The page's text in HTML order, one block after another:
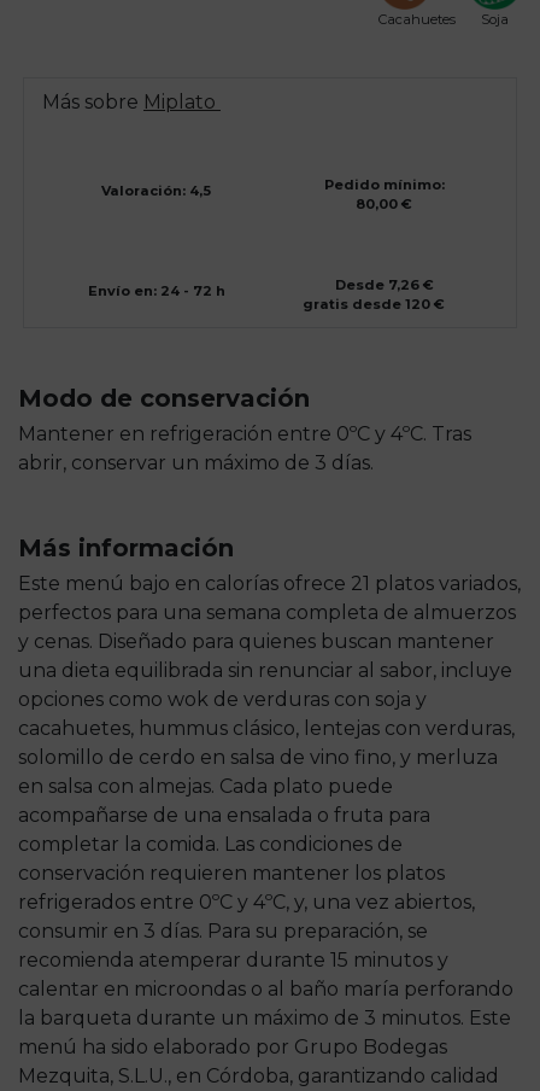
Cacahuetes Soja
Más sobre Miplato
Valoración: 4,5
Pedido mínimo:
80,00 €
Envío en: 24 - 72 h
Desde 7,26 €
gratis desde 120 €
Modo de conservación
Mantener en refrigeración entre 0ºC y 4ºC. Tras
abrir, conservar un máximo de 3 días.
Más información
Este menú bajo en calorías ofrece 21 platos variados,
perfectos para una semana completa de almuerzos
y cenas. Diseñado para quienes buscan mantener
una dieta equilibrada sin renunciar al sabor, incluye
opciones como wok de verduras con soja y
cacahuetes, hummus clásico, lentejas con verduras,
solomillo de cerdo en salsa de vino fino, y merluza
en salsa con almejas. Cada plato puede
acompañarse de una ensalada o fruta para
completar la comida. Las condiciones de
conservación requieren mantener los platos
refrigerados entre 0ºC y 4ºC, y, una vez abiertos,
consumir en 3 días. Para su preparación, se
recomienda atemperar durante 15 minutos y
calentar en microondas o al baño maría perforando
la barqueta durante un máximo de 3 minutos. Este
menú ha sido elaborado por Grupo Bodegas
Mezquita, S.L.U., en Córdoba, garantizando calidad